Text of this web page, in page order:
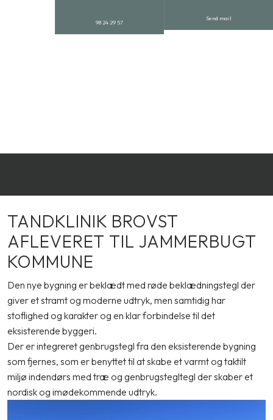
98 24 29 57
Send mail
TANDKLINIK BROVST
AFLEVERET TIL JAMMERBUGT
KOMMUNE
Den nye bygning er beklædt med røde beklædningstegl der
giver et stramt og moderne udtryk, men samtidig har
stoflighed og karakter og en klar forbindelse til det
eksisterende byggeri.
Der er integreret genbrugstegl fra den eksisterende bygning
som fjernes, som er benyttet til at skabe et varmt og taktilt
miljø indendørs med træ og genbrugstegltegl der skaber et
nordisk og imødekommende udtryk.